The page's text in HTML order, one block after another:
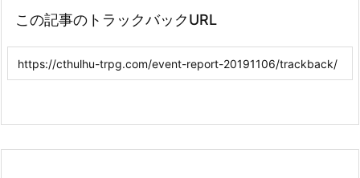
この記事のトラックバックURL